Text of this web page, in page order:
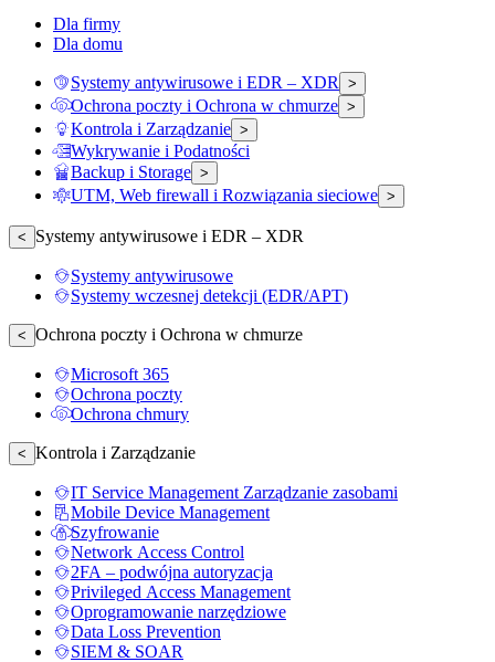
Dla firmy
Dla domu
Systemy antywirusowe i EDR – XDR >
Ochrona poczty i Ochrona w chmurze >
Kontrola i Zarządzanie >
Wykrywanie i Podatności
Backup i Storage >
UTM, Web firewall i Rozwiązania sieciowe >
< Systemy antywirusowe i EDR – XDR
Systemy antywirusowe
Systemy wczesnej detekcji (EDR/APT)
< Ochrona poczty i Ochrona w chmurze
Microsoft 365
Ochrona poczty
Ochrona chmury
< Kontrola i Zarządzanie
IT Service Management Zarządzanie zasobami
Mobile Device Management
Szyfrowanie
Network Access Control
2FA – podwójna autoryzacja
Privileged Access Management
Oprogramowanie narzędziowe
Data Loss Prevention
SIEM & SOAR